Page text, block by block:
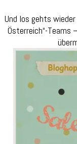
Und los gehts
Österreich“-Teams